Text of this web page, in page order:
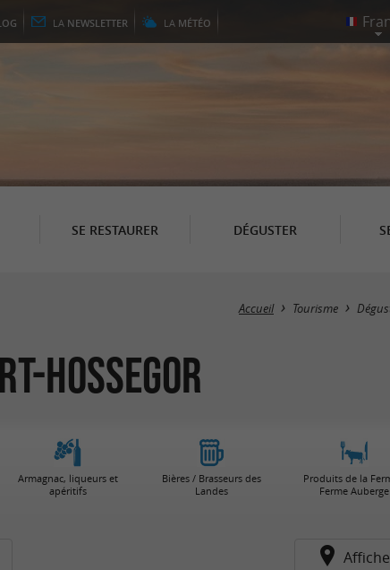
LA NEWSLETTER LA MÉTÉO
SE RESTAURER DÉGUSTER
Accueil Tourisme
Hossegor
Armagnac, liqueurs et
apéritifs
Bières / Brasseurs des
Landes
Produits de la
Ferme Auberge